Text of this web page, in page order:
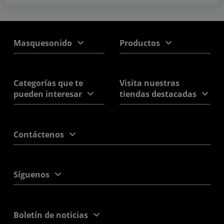
Masquesonido Productos
Categorías que te
pueden interesar
Visita nuestras
tiendas destacadas
Contáctenos
Síguenos
Boletín de noticias